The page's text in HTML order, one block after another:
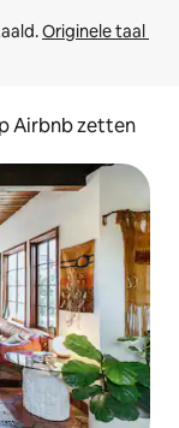
Originele taal
Airbnb zetten